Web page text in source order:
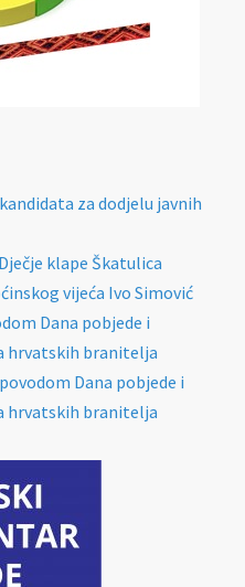
za dodjelu javnih
klape Škatulica
vijeća Ivo Simović
Dana pobjede i
hrvatskih branitelja
Dana pobjede i
hrvatskih branitelja